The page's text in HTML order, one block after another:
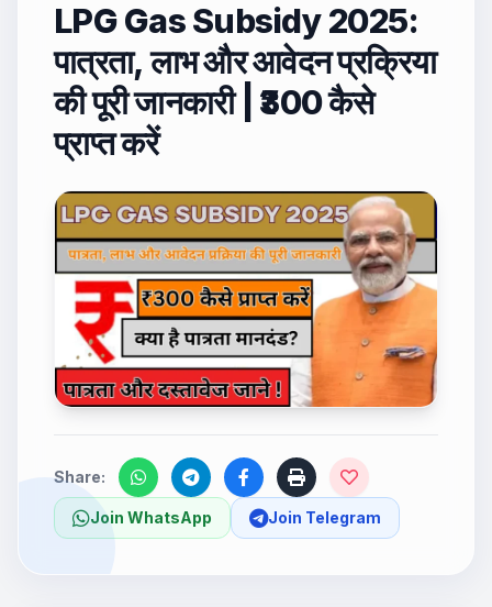
LPG Gas Subsidy 2025:
पात्रता, लाभ और आवेदन प्रक्रिया
की पूरी जानकारी | ₹300 कैसे
प्राप्त करें
Share:
Join WhatsApp Join Telegram